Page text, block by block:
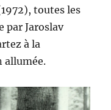
toutes les
par Jaroslav
à la
allumée.